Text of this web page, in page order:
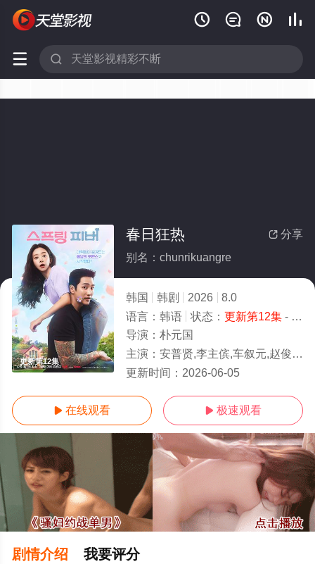
   
 
更新第12集
 分享
春日狂热
别名：chunrikuangre
韩国 韩剧 2026
8.0
语言： 韩语 状态： 更新第12集- 免费在线观看
导演： 朴元国
主演： 安普贤,李主傧,车叙元,赵俊英,李在仁,陈庆
更新时间： 2026-06-05
 在线观看  极速观看
剧情介绍 我要评分